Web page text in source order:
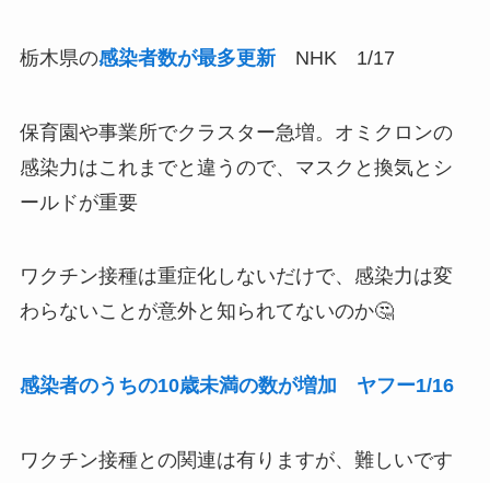
栃木県の感染者数が最多更新NHK 1/17
保育園や事業所でクラスター急増。オミクロンの
感染力はこれまでと違うので、マスクと換気とシ
ールドが重要
ワクチン接種は重症化しないだけで、感染力は変
わらないことが意外と知られてないのか🤔
感染者のうちの10歳未満の数が増加 ヤフー1/16
ワクチン接種との関連は有りますが、難しいです